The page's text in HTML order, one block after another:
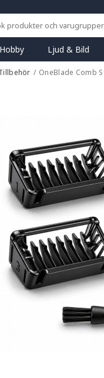
Ljud & Bild
/ OneBlade Comb